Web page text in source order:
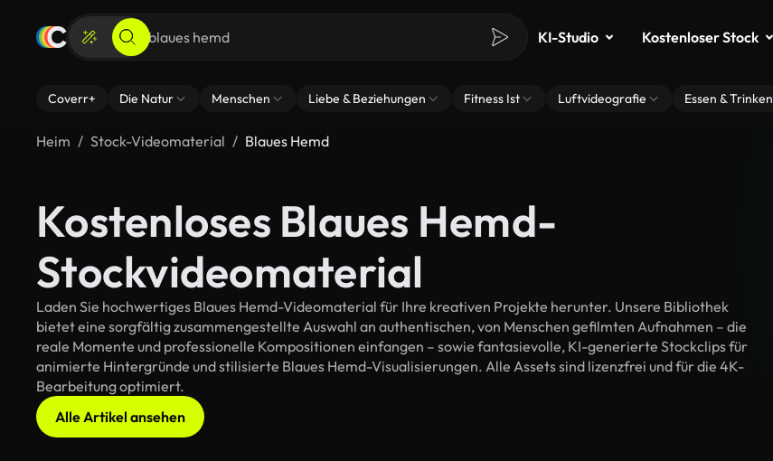
KI-Studio Kostenloser Stock
Coverr+ Die Natur Menschen Liebe & Beziehungen Fitness Ist Luftvideografie Essen & Trinken
Heim Stock-Videomaterial Blaues Hemd
Kostenloses Blaues Hemd-
Stockvideomaterial
Laden Sie hochwertiges Blaues Hemd-Videomaterial für Ihre kreativen Projekte herunter. Unsere Bibliothek
bietet eine sorgfältig zusammengestellte Auswahl an authentischen, von Menschen gefilmten Aufnahmen – die
reale Momente und professionelle Kompositionen einfangen – sowie fantasievolle, KI-generierte Stockclips für
animierte Hintergründe und stilisierte Blaues Hemd-Visualisierungen. Alle Assets sind lizenzfrei und für die 4K-
Bearbeitung optimiert.
Alle Artikel ansehen